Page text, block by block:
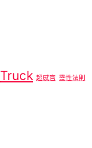
Truck 超感官 靈性法則